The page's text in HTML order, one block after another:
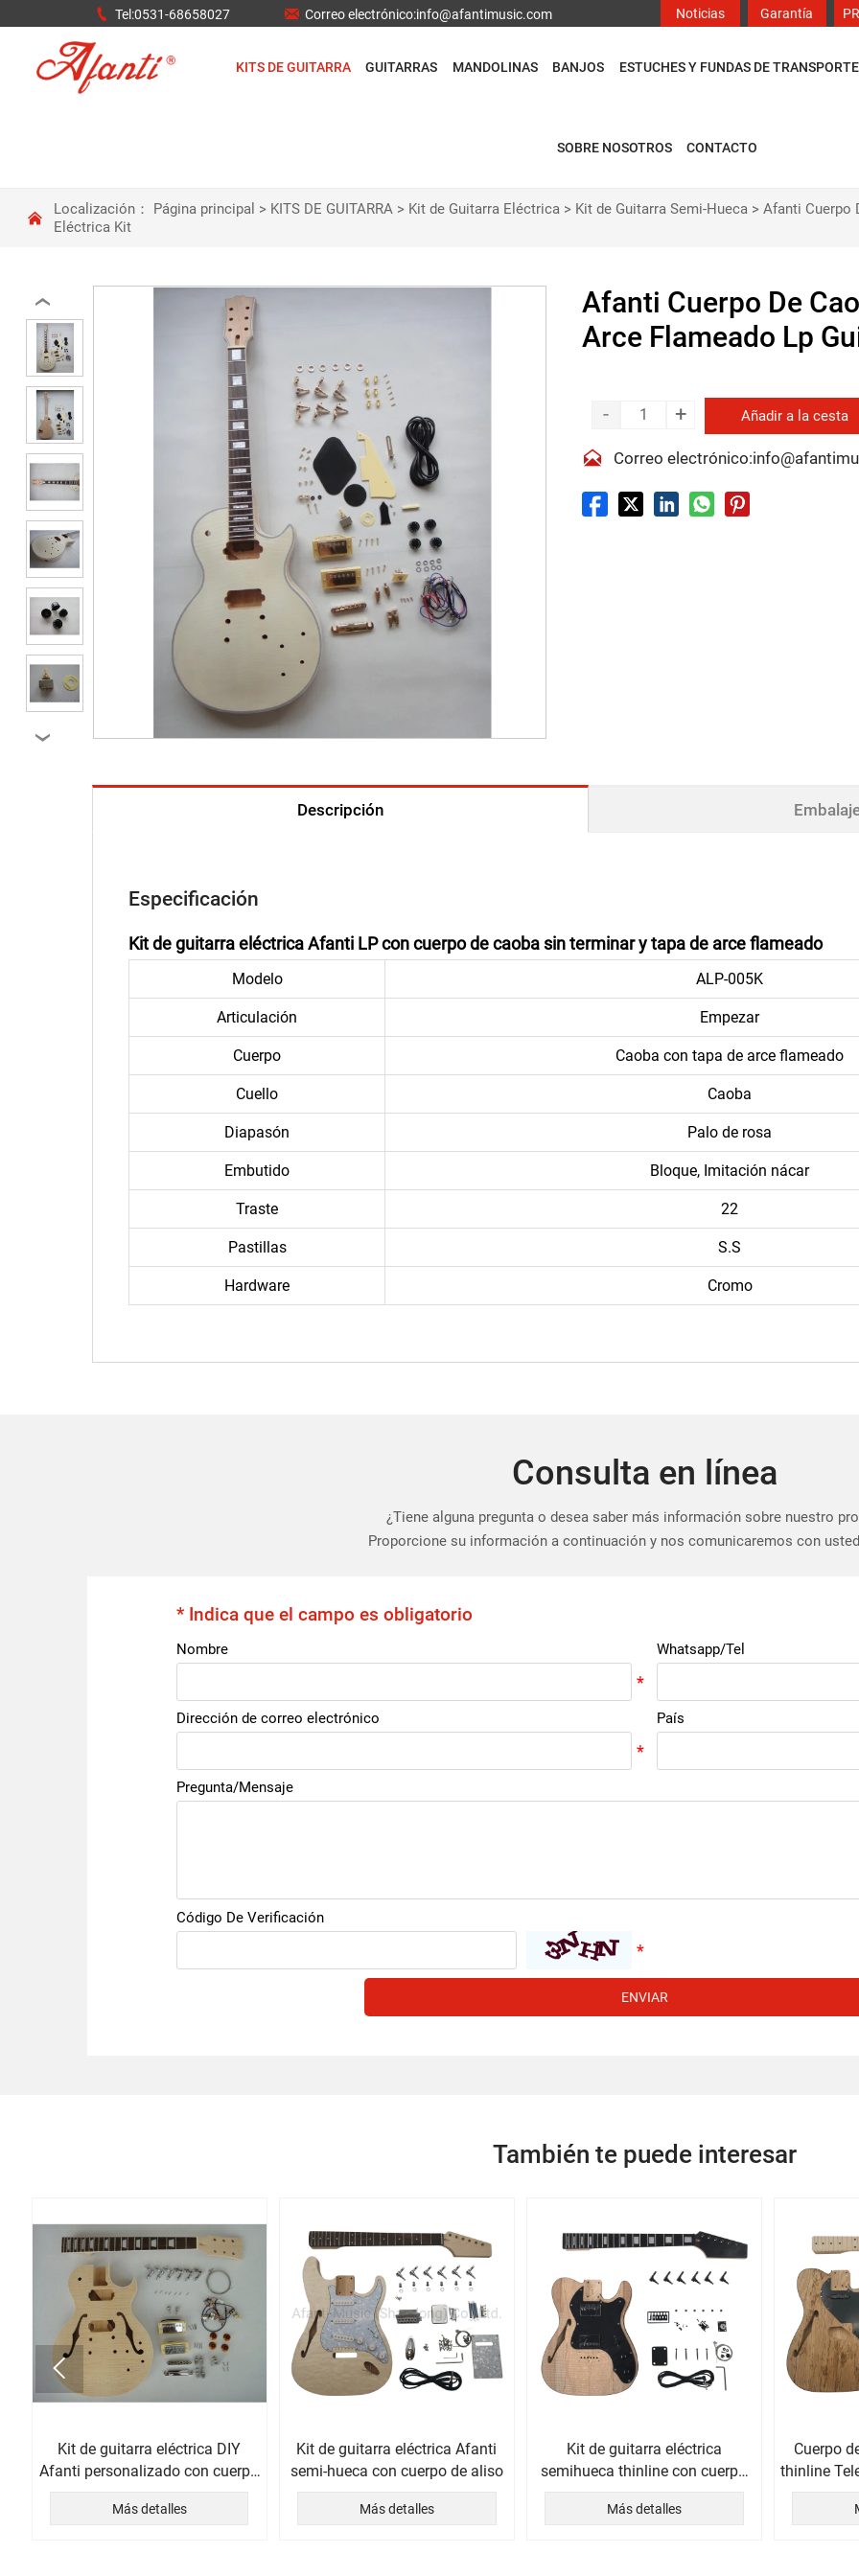
 Tel:0531-68658027  Correo electrónico:info@afantimusic.com Noticias Garantía
KITS DE GUITARRA GUITARRAS MANDOLINAS BANJOS ESTUCHES Y FUNDAS DE TRANSPORTE
SOBRE NOSOTROS CONTACTO
 Localización： Página principal > KITS DE GUITARRA > Kit de Guitarra Eléctrica > Kit de Guitarra Semi-Hueca > Afanti Cuerpo
Eléctrica Kit
‹
›
Afanti Cuerpo De
Arce Flameado Lp
- + Añadir a la cesta
 Correo
Descripción
Especificación
Kit de guitarra eléctrica Afanti LP con cuerpo de caoba sin terminar y tapa de arce flameado
Modelo ALP-005K
Articulación Empezar
Cuerpo Caoba con tapa de arce flameado
Cuello Caoba
Diapasón Palo de rosa
Embutido Bloque, Imitación nácar
Traste 22
Pastillas S.S
Hardware Cromo
Consulta en línea
¿Tiene alguna pregunta o desea saber más información sobre nuestro
Proporcione su información a continuación y nos comunicaremos con
* Indica que el campo es obligatorio
Nombre Whatsapp/Tel
Dirección de correo electrónico País
Pregunta/Mensaje
Código De Verificación
ENVIAR
También te puede interesar
Kit de guitarra eléctrica DIY
Afanti personalizado con cuerpo
semi-hueco HH y tapa de arce
flameado
Más detalles
Kit de guitarra eléctrica Afanti
semi-hueca con cuerpo de aliso
Más detalles
Kit de guitarra eléctrica
semihueca thinline con cuerpo
de fresno y chapa de arce
Spalted
Más detalles
Cuerpo
thinline
